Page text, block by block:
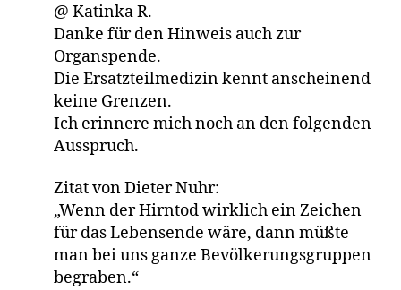
@ Katinka R.
Danke für den Hinweis auch zur
Organspende.
Die Ersatzteilmedizin kennt anscheinend
keine Grenzen.
Ich erinnere mich noch an den folgenden
Ausspruch.
Zitat von Dieter Nuhr:
„Wenn der Hirntod wirklich ein Zeichen
für das Lebensende wäre, dann müßte
man bei uns ganze Bevölkerungsgruppen
begraben.“